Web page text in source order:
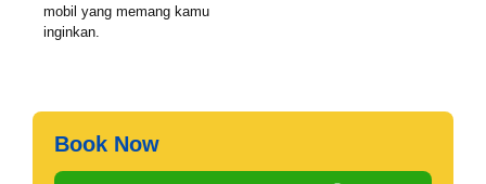
mobil yang memang kamu
inginkan.
Book Now